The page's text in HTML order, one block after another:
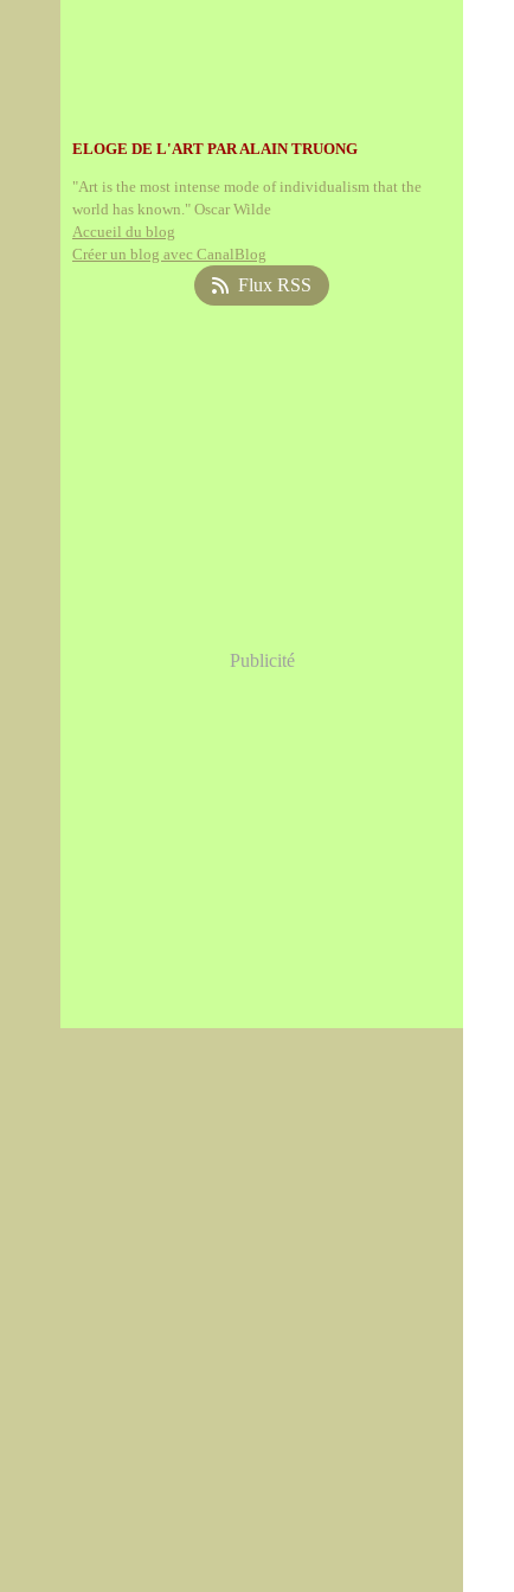
ELOGE DE L'ART PAR ALAIN TRUONG
"Art is the most intense mode of individualism that the
world has known." Oscar Wilde
Accueil du blog
Créer un blog avec CanalBlog
Flux RSS
Publicité